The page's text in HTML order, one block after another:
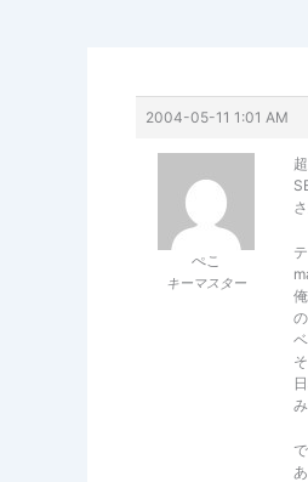
2004-05-11 1:01 AM
ぺこ
キーマスター